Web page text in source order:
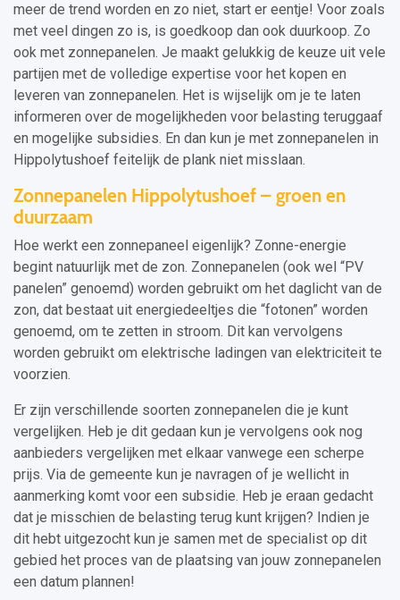
meer de trend worden en zo niet, start er eentje! Voor zoals
met veel dingen zo is, is goedkoop dan ook duurkoop. Zo
ook met zonnepanelen. Je maakt gelukkig de keuze uit vele
partijen met de volledige expertise voor het kopen en
leveren van zonnepanelen. Het is wijselijk om je te laten
informeren over de mogelijkheden voor belasting teruggaaf
en mogelijke subsidies. En dan kun je met zonnepanelen in
Hippolytushoef feitelijk de plank niet misslaan.
Zonnepanelen Hippolytushoef – groen en
duurzaam
Hoe werkt een zonnepaneel eigenlijk? Zonne-energie
begint natuurlijk met de zon. Zonnepanelen (ook wel “PV
panelen” genoemd) worden gebruikt om het daglicht van de
zon, dat bestaat uit energiedeeltjes die “fotonen” worden
genoemd, om te zetten in stroom. Dit kan vervolgens
worden gebruikt om elektrische ladingen van elektriciteit te
voorzien.
Er zijn verschillende soorten zonnepanelen die je kunt
vergelijken. Heb je dit gedaan kun je vervolgens ook nog
aanbieders vergelijken met elkaar vanwege een scherpe
prijs. Via de gemeente kun je navragen of je wellicht in
aanmerking komt voor een subsidie. Heb je eraan gedacht
dat je misschien de belasting terug kunt krijgen? Indien je
dit hebt uitgezocht kun je samen met de specialist op dit
gebied het proces van de plaatsing van jouw zonnepanelen
een datum plannen!